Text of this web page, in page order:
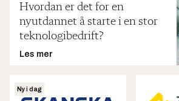
Hvordan er det for en
nyutdannet å starte i en stor
teknologibedrift?
Les mer
Ny i dag